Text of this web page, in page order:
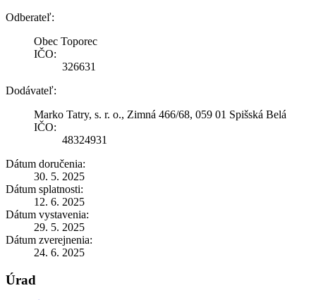
Odberateľ:
Obec Toporec
IČO:
326631
Dodávateľ:
Marko Tatry, s. r. o., Zimná 466/68, 059 01 Spišská Belá
IČO:
48324931
Dátum doručenia:
30. 5. 2025
Dátum splatnosti:
12. 6. 2025
Dátum vystavenia:
29. 5. 2025
Dátum zverejnenia:
24. 6. 2025
Úrad